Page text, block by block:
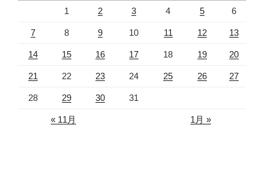
1 2 3 4 5 6
7 8 9 10 11 12 13
14 15 16 17 18 19 20
21 22 23 24 25 26 27
28 29 30 31
« 11月 1月 »